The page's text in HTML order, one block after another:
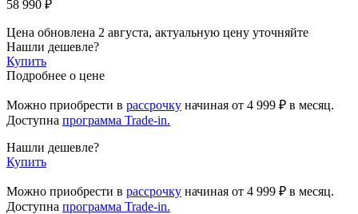
58 990 ₽
Цена обновлена 2 августа, актуальную цену уточняйте
Нашли дешевле?
Купить
Подробнее о цене
Можно приобрести в рассрочку начиная от 4 999 ₽ в месяц.
Доступна программа Trade-in.
Нашли дешевле?
Купить
Можно приобрести в рассрочку начиная от 4 999 ₽ в месяц.
Доступна программа Trade-in.